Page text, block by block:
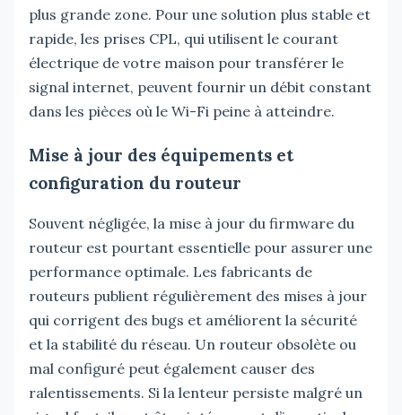
plus grande zone. Pour une solution plus stable et
rapide, les prises CPL, qui utilisent le courant
électrique de votre maison pour transférer le
signal internet, peuvent fournir un débit constant
dans les pièces où le Wi-Fi peine à atteindre.
Mise à jour des équipements et
configuration du routeur
Souvent négligée, la mise à jour du firmware du
routeur est pourtant essentielle pour assurer une
performance optimale. Les fabricants de
routeurs publient régulièrement des mises à jour
qui corrigent des bugs et améliorent la sécurité
et la stabilité du réseau. Un routeur obsolète ou
mal configuré peut également causer des
ralentissements. Si la lenteur persiste malgré un